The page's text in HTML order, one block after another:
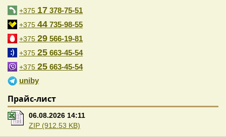
+375 17 378-75-51
+375 44 735-98-55
+375 29 566-19-81
+375 25 663-45-54
+375 25 663-45-54
uniby
Прайс-лист
06.08.2026 14:11
ZIP (912.53 KB)